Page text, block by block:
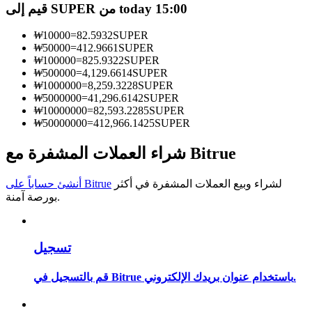
معلومة
قيم إلى SUPER من today 15:00
₩10000=82.5932SUPER
₩50000=412.9661 SUPER
₩100000=825.9322SUPER
₩500000=4,129.6614SUPER
₩1000000=8,259.3228SUPER
₩5000000=41,296.6142SUPER
₩10000000=82,593.2285SUPER
₩50000000=412,966.1425SUPER
شراء العملات المشفرة مع Bitrue
أنشئ حساباً على Bitrue
بورصة آمنة.
تسجيل
قم بالتسجيل في Bitrue باستخدام عنوان بريدك الإلكتروني.